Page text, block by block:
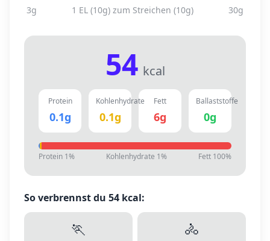
3g 1 EL (10g) zum Streichen (10g) 30g
54 kcal
Protein
0.1g
Kohlenhydrate
0.1g
Fett
6g
Ballaststoffe
0g
Protein 1% Kohlenhydrate 1% Fett 100%
So verbrennst du 54 kcal:
🏃 🚴